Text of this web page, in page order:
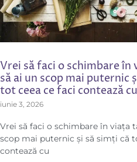
Vrei să faci o schimbare în
să ai un scop mai puternic
tot ceea ce faci contează
iunie 3, 2026
Vrei să faci o schimbare în viața
scop mai puternic și să simți că
contează cu